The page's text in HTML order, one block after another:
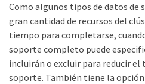
Como algunos tipos de datos de
gran cantidad de recursos del
tiempo para completarse,
soporte completo puede
incluirán o excluir para reducir el
soporte. También tiene la opción